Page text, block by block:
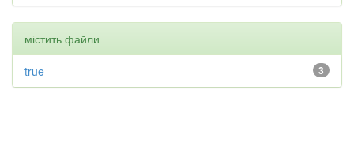
містить файли
3
true